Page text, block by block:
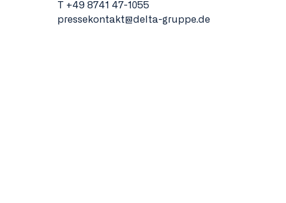
T +49 8741 47-1055
pressekontakt@delta-gruppe.de